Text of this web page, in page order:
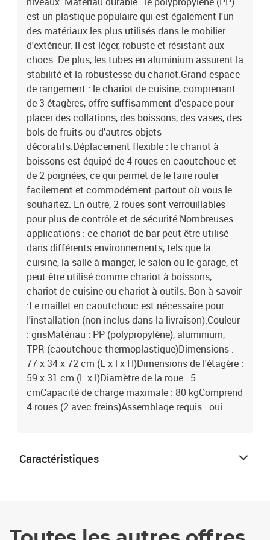
est un plastique populaire qui est également l'un
des matériaux les plus utilisés dans le mobilier
d'extérieur. Il est léger, robuste et résistant aux
chocs. De plus, les tubes en aluminium assurent la
stabilité et la robustesse du chariot.Grand espace
de rangement : le chariot de cuisine, comprenant
de 3 étagères, offre suffisamment d'espace pour
placer des collations, des boissons, des vases, des
bols de fruits ou d'autres objets
décoratifs.Déplacement flexible : le chariot à
boissons est équipé de 4 roues en caoutchouc et
de 2 poignées, ce qui permet de le faire rouler
facilement et commodément partout où vous le
souhaitez. En outre, 2 roues sont verrouillables
pour plus de contrôle et de sécurité.Nombreuses
applications : ce chariot de bar peut être utilisé
dans différents environnements, tels que la
cuisine, la salle à manger, le salon ou le garage, et
peut être utilisé comme chariot à boissons,
chariot de cuisine ou chariot à outils. Bon à savoir
:Le maillet en caoutchouc est nécessaire pour
l'installation (non inclus dans la livraison).Couleur
: grisMatériau : PP (polypropylène), aluminium,
TPR (caoutchouc thermoplastique)Dimensions :
77 x 34 x 72 cm (L x l x H)Dimensions de l'étagère :
59 x 31 cm (L x l)Diamètre de la roue : 5
cmCapacité de charge maximale : 80 kgComprend
4 roues (2 avec freins)Assemblage requis : oui
Caractéristiques